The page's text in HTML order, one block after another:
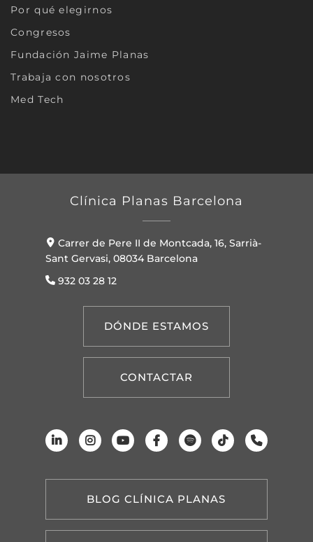
Por qué elegirnos
Congresos
Fundación Jaime Planas
Trabaja con nosotros
Med Tech
Clínica Planas Barcelona
Carrer de Pere II de Montcada, 16, Sarrià-
Sant Gervasi, 08034 Barcelona
932 03 28 12
DÓNDE ESTAMOS
CONTACTAR
BLOG CLÍNICA PLANAS